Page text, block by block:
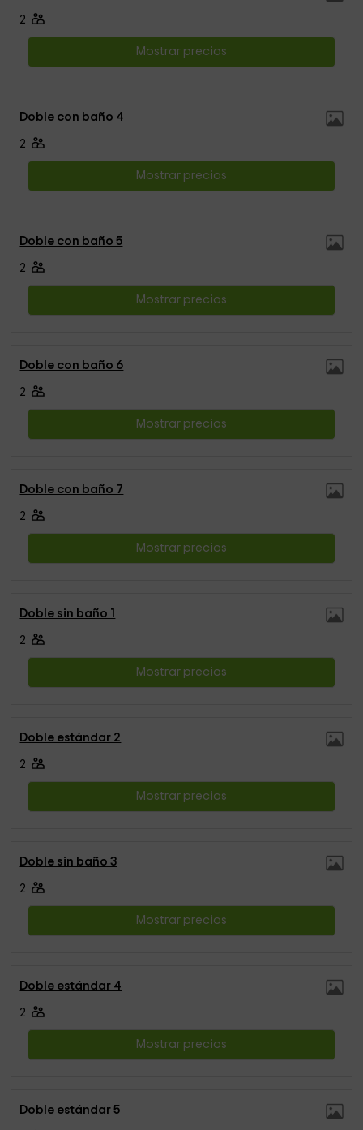
2
Mostrar precios
Doble con baño 4
2
Mostrar precios
Doble con baño 5
2
Mostrar precios
Doble con baño 6
2
Mostrar precios
Doble con baño 7
2
Mostrar precios
Doble sin baño 1
2
Mostrar precios
Doble estándar 2
2
Mostrar precios
Doble sin baño 3
2
Mostrar precios
Doble estándar 4
2
Mostrar precios
Doble estándar 5